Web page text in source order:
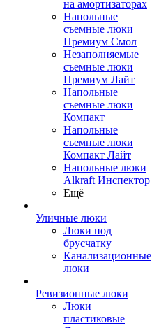
на амортизаторах
Напольные
съемные люки
Премиум Смол
Незаполняемые
съемные люки
Премиум Лайт
Напольные
съемные люки
Компакт
Напольные
съемные люки
Компакт Лайт
Напольные люки
Alkraft Инспектор
Ещё
Уличные люки
Люки под
брусчатку
Канализационные
люки
Ревизионные люки
Люки
пластиковые